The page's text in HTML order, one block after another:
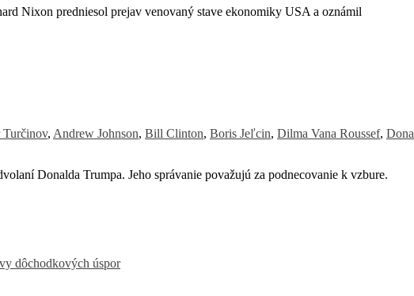
Nixon predniesol prejav venovaný stave ekonomiky USA a oznámil
Turčinov, Andrew Johnson, Bill Clinton, Boris Jeľcin, Dilma Vana Roussef,
Donalda Trumpa. Jeho správanie považujú za podnecovanie k vzbure.